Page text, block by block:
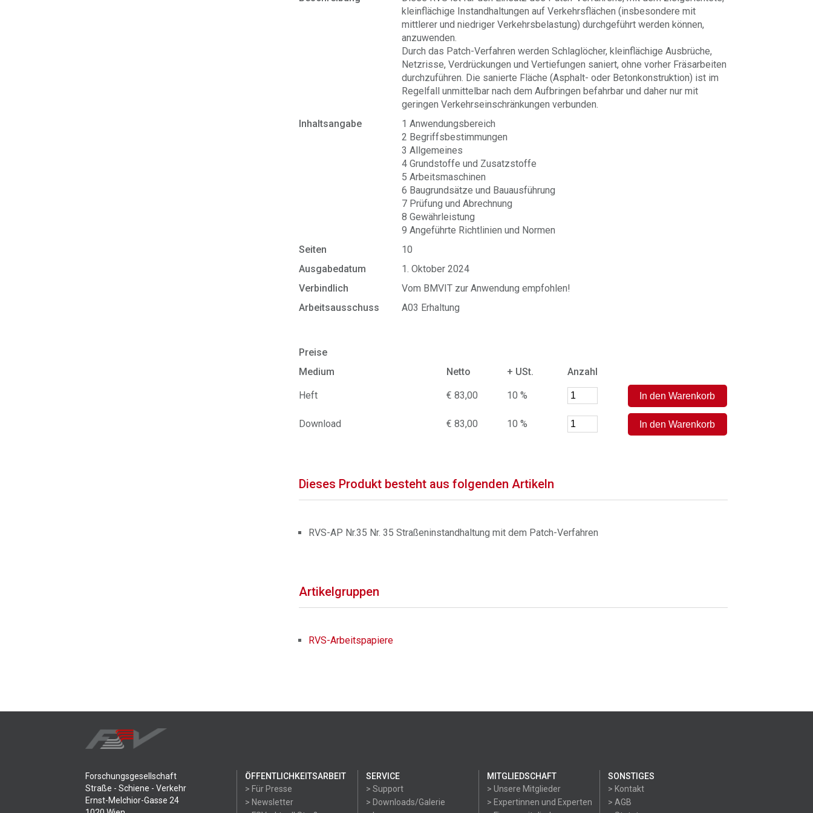
kleinflächige Instandhaltungen auf Verkehrsflächen (insbesondere mit
mittlerer und niedriger Verkehrsbelastung) durchgeführt werden können,
anzuwenden.
Durch das Patch-Verfahren werden Schlaglöcher, kleinflächige Ausbrüche,
Netzrisse, Verdrückungen und Vertiefungen saniert, ohne vorher Fräsarbeiten
durchzuführen. Die sanierte Fläche (Asphalt- oder Betonkonstruktion) ist im
Regelfall unmittelbar nach dem Aufbringen befahrbar und daher nur mit
geringen Verkehrseinschränkungen verbunden.
Inhaltsangabe
1 Anwendungsbereich
2 Begriffsbestimmungen
3 Allgemeines
4 Grundstoffe und Zusatzstoffe
5 Arbeitsmaschinen
6 Baugrundsätze und Bauausführung
7 Prüfung und Abrechnung
8 Gewährleistung
9 Angeführte Richtlinien und Normen
Seiten
10
Ausgabedatum
1. Oktober 2024
Verbindlich
Vom BMVIT zur Anwendung empfohlen!
Arbeitsausschuss
A03 Erhaltung
Preise
Medium
Netto + USt. Anzahl
Heft € 83,00 10 %
Download € 83,00 10 %
Dieses Produkt besteht aus folgenden Artikeln
RVS-AP Nr.35 Nr. 35 Straßeninstandhaltung mit dem Patch-Verfahren
Artikelgruppen
RVS-Arbeitspapiere
Forschungsgesellschaft
Straße - Schiene - Verkehr
Ernst-Melchior-Gasse 24
ÖFFENTLICHKEITSARBEIT
> Für Presse
> Newsletter
SERVICE
> Support
> Downloads/Galerie
MITGLIEDSCHAFT
> Unsere Mitglieder
> Expertinnen und Experten
SONSTIGES
> Kontakt
> AGB